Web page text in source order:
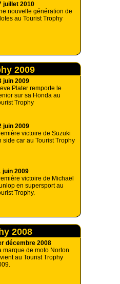
juillet 2010
nouvelle génération de
au Tourist Trophy
2009
juin 2009
Plater remporte le
sur sa Honda au
Trophy
juin 2009
victoire de Suzuki
side car au Tourist Trophy
juin 2009
victoire de Michaël
en supersport au
Trophy.
2008
décembre 2008
marque de moto Norton
au Tourist Trophy